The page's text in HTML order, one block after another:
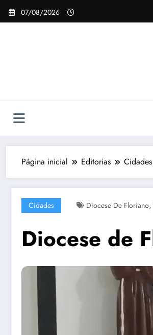
Pular
para
07/08/2026
Página inicial Editorias Cidades
Cidades Diocese De Floriano,
Diocese de